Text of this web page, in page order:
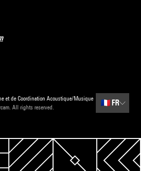
et de Coordination Acoustique/Musique
All rights reserved.
🇫🇷 FR